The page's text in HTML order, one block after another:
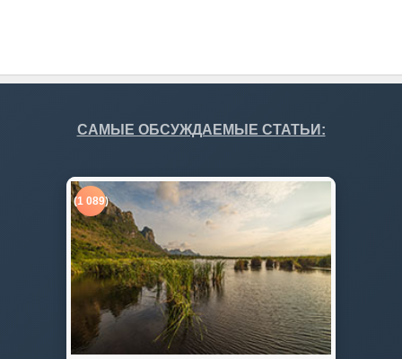
САМЫЕ ОБСУЖДАЕМЫЕ СТАТЬИ:
(1 089)